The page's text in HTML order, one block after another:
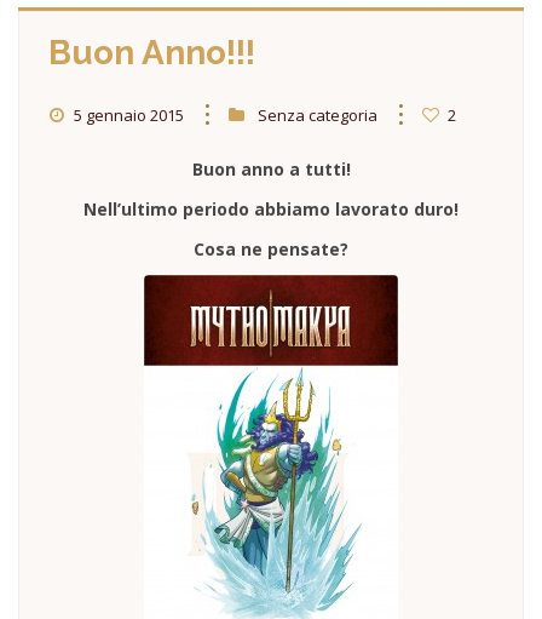
Buon Anno!!!
5 gennaio 2015 Senza categoria 2
Buon anno a tutti!
Nell’ultimo periodo abbiamo lavorato duro!
Cosa ne pensate?